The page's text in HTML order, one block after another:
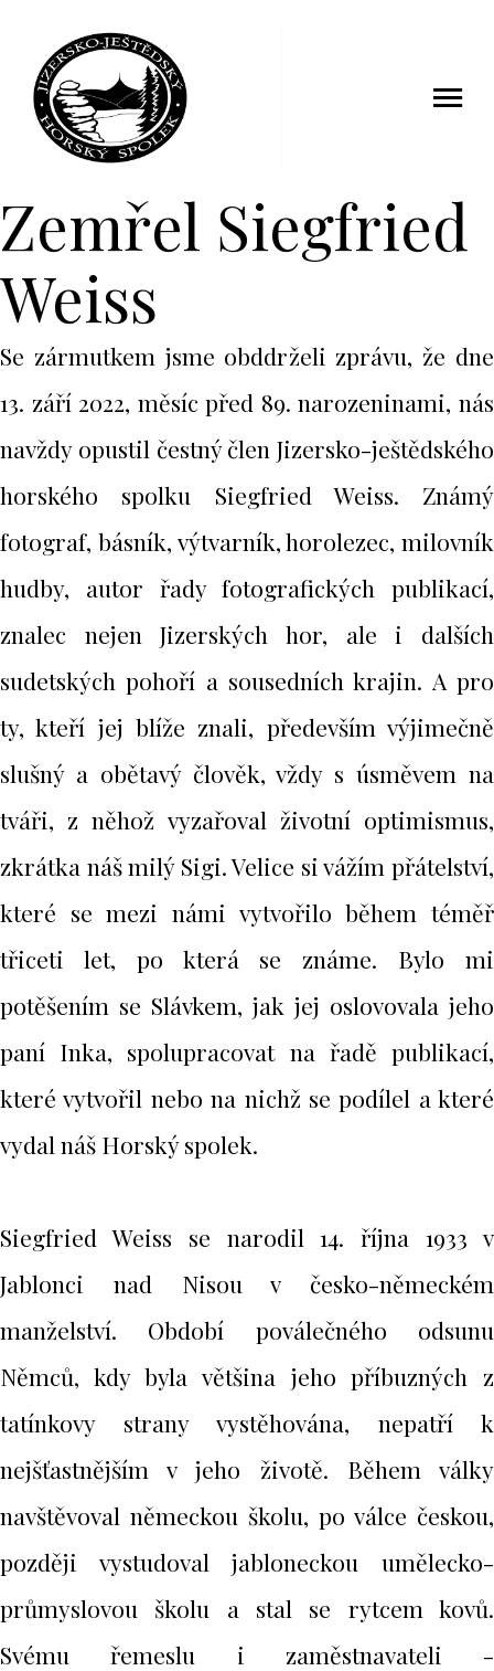
Zemřel Siegfried
Weiss
Se zármutkem jsme obddrželi zprávu, že dne
13. září 2022, měsíc před 89. narozeninami, nás
navždy opustil čestný člen Jizersko-ještědského
horského spolku Siegfried Weiss. Známý
fotograf, básník, výtvarník, horolezec, milovník
hudby, autor řady fotografických publikací,
znalec nejen Jizerských hor, ale i dalších
sudetských pohoří a sousedních krajin. A pro
ty, kteří jej blíže znali, především výjimečně
slušný a obětavý člověk, vždy s úsměvem na
tváři, z něhož vyzařoval životní optimismus,
zkrátka náš milý Sigi. Velice si vážím přátelství,
které se mezi námi vytvořilo během téměř
třiceti let, po která se známe. Bylo mi
potěšením se Slávkem, jak jej oslovovala jeho
paní Inka, spolupracovat na řadě publikací,
které vytvořil nebo na nichž se podílel a které
vydal náš Horský spolek.
Siegfried Weiss se narodil 14. října 1933 v
Jablonci nad Nisou v česko-německém
manželství. Období poválečného odsunu
Němců, kdy byla většina jeho příbuzných z
tatínkovy strany vystěhována, nepatří k
nejšťastnějším v jeho životě. Během války
navštěvoval německou školu, po válce českou,
později vystudoval jabloneckou umělecko-
průmyslovou školu a stal se rytcem kovů.
Svému řemeslu i zaměstnavateli -